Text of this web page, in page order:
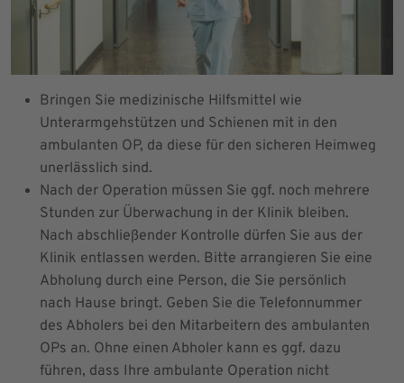
Bringen Sie medizinische Hilfsmittel wie
Unterarmgehstützen und Schienen mit in den
ambulanten OP, da diese für den sicheren Heimweg
unerlässlich sind.
Nach der Operation müssen Sie ggf. noch mehrere
Stunden zur Überwachung in der Klinik bleiben.
Nach abschließender Kontrolle dürfen Sie aus der
Klinik entlassen werden. Bitte arrangieren Sie eine
Abholung durch eine Person, die Sie persönlich
nach Hause bringt. Geben Sie die Telefonnummer
des Abholers bei den Mitarbeitern des ambulanten
OPs an. Ohne einen Abholer kann es ggf. dazu
führen, dass Ihre ambulante Operation nicht